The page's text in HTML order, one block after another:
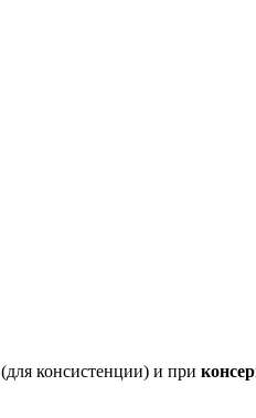
(для консистенции) и при